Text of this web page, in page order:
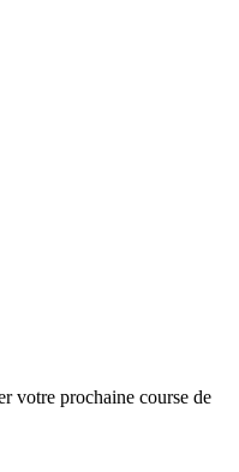
votre prochaine course de